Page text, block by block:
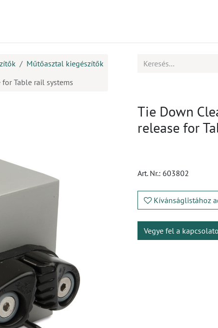
Műtőasztal kiegészítők
Table rail systems
Tie Down
release for
Art. Nr.: 603802
Kívánságlistához
Vegye fel a